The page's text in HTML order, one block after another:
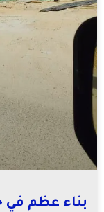
بناء عظم في